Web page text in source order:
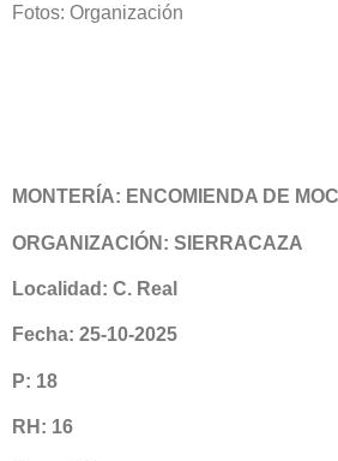
Fotos: Organización
MONTERÍA: ENCOMIENDA DE
ORGANIZACIÓN: SIERRACAZA
Localidad: C. Real
Fecha: 25-10-2025
P: 18
RH: 16